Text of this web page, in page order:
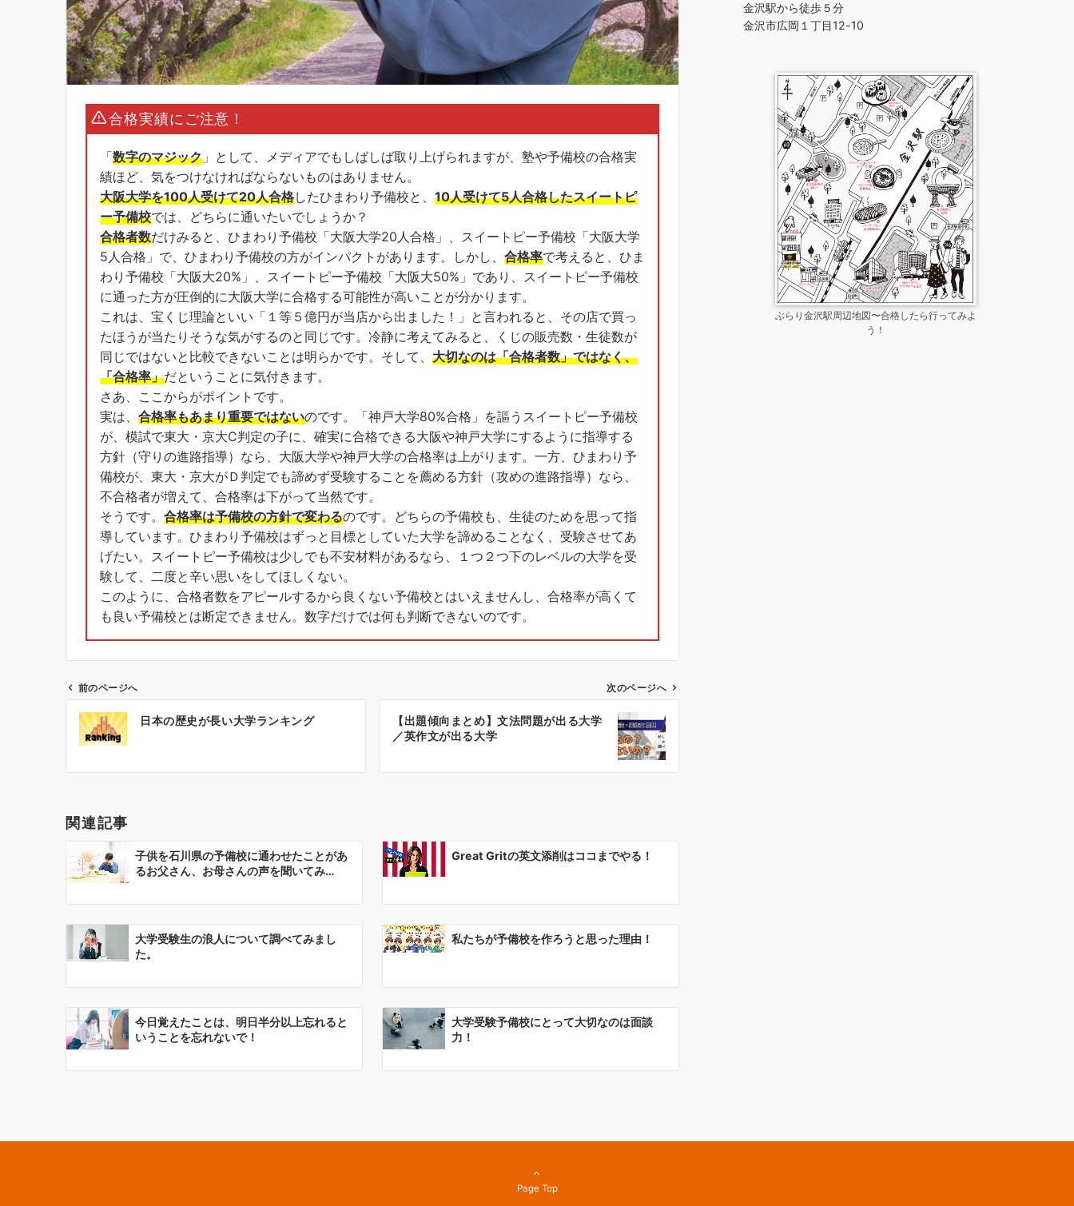
合格実績にご注意！
「数字のマジック 」として、メディアでもしばしば取り上げられますが、塾や予備校の合格実
績ほど、気をつけなければならないものはありません。
大阪大学を100人受けて20人合格したひまわり予備校と、 10人受けて5人合格したスイートピ
ー予備校では、どちらに通いたいでしょうか？
合格者数だけみると、ひまわり予備校「大阪大学20人合格」、スイートピー予備校「大阪大学
5人合格」で、ひまわり予備校の方がインパクトがあります。しかし、 合格率で考えると、ひま
わり予備校「大阪大20%」、スイートピー予備校「大阪大50%」であり、スイートピー予備校
に通った方が圧倒的に大阪大学に合格する可能性が高いことが分かります。
これは、宝くじ理論といい「１等５億円が当店から出ました！」と言われると、その店で買っ
たほうが当たりそうな気がするのと同じです。冷静に考えてみると、くじの販売数・生徒数が
同じではないと比較できないことは明らかです。そして、 大切なのは「合格者数」ではなく、
「合格率」だということに気付きます。
さあ、ここからがポイントです。
実は、 合格率もあまり重要ではないのです。「神戸大学80%合格」を謳うスイートピー予備校
が、模試で東大・京大C判定の子に、確実に合格できる大阪や神戸大学にするように指導する
方針（守りの進路指導）なら、大阪大学や神戸大学の合格率は上がります。一方、ひまわり予
備校が、東大・京大がＤ判定でも諦めず受験することを薦める方針（攻めの進路指導）なら、
不合格者が増えて、合格率は下がって当然です。
そうです。 合格率は予備校の方針で変わるのです。どちらの予備校も、生徒のためを思って指
導しています。ひまわり予備校はずっと目標としていた大学を諦めることなく、受験させてあ
げたい。スイートピー予備校は少しでも不安材料があるなら、１つ２つ下のレベルの大学を受
験して、二度と辛い思いをしてほしくない。
このように、合格者数をアピールするから良くない予備校とはいえませんし、合格率が高くて
も良い予備校とは断定できません。数字だけでは何も判断できないのです。
シ
ン
前のページへ
日本の歴史が長い大学ランキング
次のページへ
【出題傾向まとめ】文法問題が出る大学
／英作文が出る大学
関連記事
子供を石川県の予備校に通わせたことがあ
るお父さん、お母さんの声を聞いてみ…
Great Gritの英文添削はココまでやる！
大学受験生の浪人について調べてみまし
た。
私たちが予備校を作ろうと思った理由！
今日覚えたことは、明日半分以上忘れると
いうことを忘れないで！
大学受験予備校にとって大切なのは面談
力！
金沢駅から徒歩５分
金沢市広岡１丁目12-10
ぶらり金沢駅周辺地図〜合格したら行ってみよ
う！
Page Top